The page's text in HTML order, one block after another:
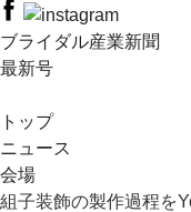
ブライダル産業新聞
最新号
トップ
ニュース
会場
組子装飾の製作過程を